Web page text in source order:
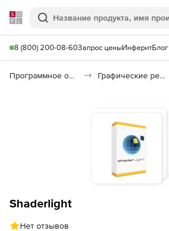
Softline
Поиск
8 (800) 200-08-60Запрос ценыИнферитБлог
Программное обеспечение для графики и дизайна Графические редакторы
Shaderlight
Нет отзывов